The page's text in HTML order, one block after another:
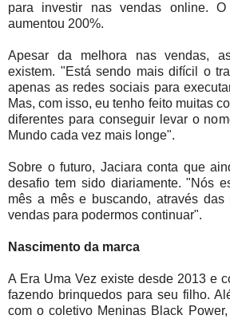
para investir nas vendas online.
aumentou 200%.
Apesar da melhora nas vendas,
existem. "Está sendo mais difícil o
apenas as redes sociais para
Mas, com isso, eu tenho feito muitas
diferentes para conseguir levar o
Mundo cada vez mais longe".
Sobre o futuro, Jaciara conta que
desafio tem sido diariamente. "Nós
mês a mês e buscando, através das
vendas para podermos continuar".
Nascimento da marca
A Era Uma Vez existe desde 2013 e
fazendo brinquedos para seu filho.
com o coletivo Meninas Black